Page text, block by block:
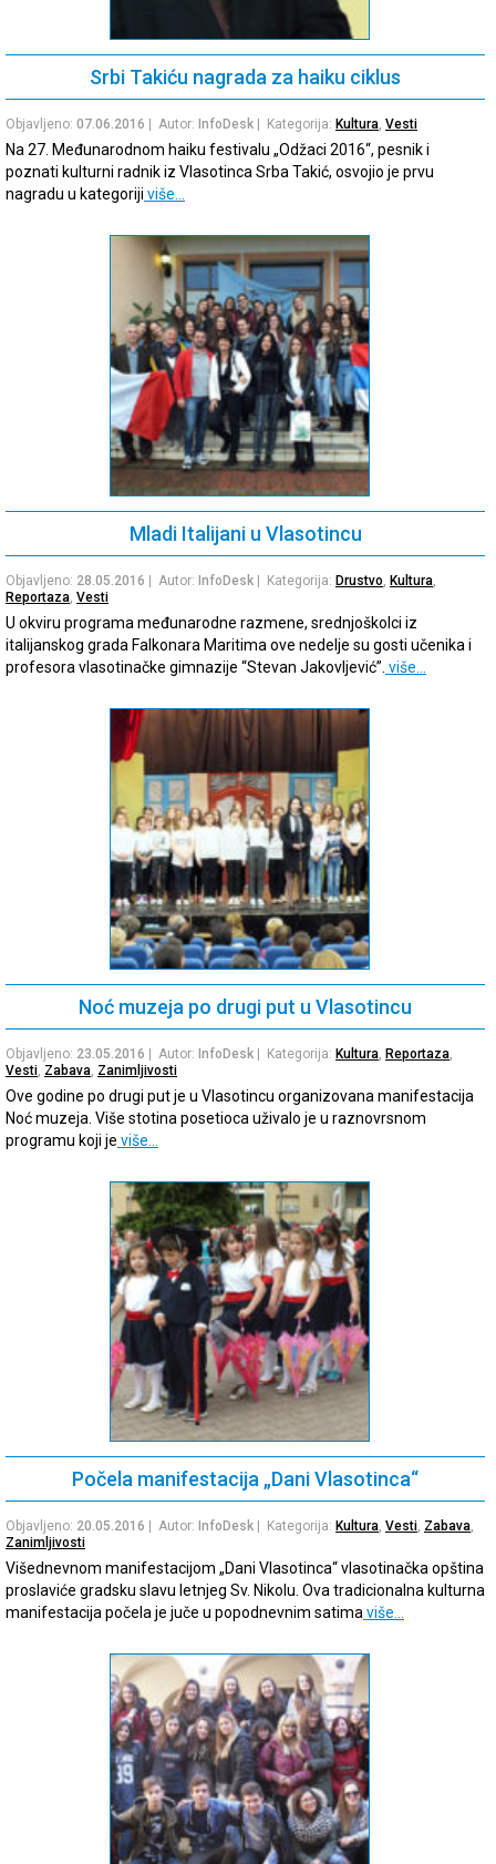
Srbi Takiću nagrada za haiku ciklus
Objavljeno: 07.06.2016 | Autor: InfoDesk | Kategorija: Kultura, Vesti
Na 27. Međunarodnom haiku festivalu „Odžaci 2016“, pesnik i
poznati kulturni radnik iz Vlasotinca Srba Takić, osvojio je prvu
nagradu u kategoriji više…
Mladi Italijani u Vlasotincu
Objavljeno: 28.05.2016 | Autor: InfoDesk | Kategorija: Drustvo Kultura
Reportaza Vesti
U okviru programa međunarodne razmene, srednjoškolci iz
italijanskog grada Falkonara Maritima ove nedelje su gosti učenika i
profesora vlasotinačke gimnazije “Stevan Jakovljević”. više…
Noć muzeja po drugi put u Vlasotincu
Objavljeno: 23.05.2016 | Autor: InfoDesk | Kategorija: Kultura Reportaza
Vesti Zabava Zanimljivosti
Ove godine po drugi put je u Vlasotincu organizovana manifestacija
Noć muzeja. Više stotina posetioca uživalo je u raznovrsnom
programu koji je više…
Počela manifestacija „Dani Vlasotinca“
Objavljeno: 20.05.2016 | Autor: InfoDesk | Kategorija: Kultura, Vesti, Zabava,
Zanimljivosti
Višednevnom manifestacijom „Dani Vlasotinca“ vlasotinačka opština
proslaviće gradsku slavu letnjeg Sv. Nikolu. Ova tradicionalna kulturna
manifestacija počela je juče u popodnevnim satimaviše…